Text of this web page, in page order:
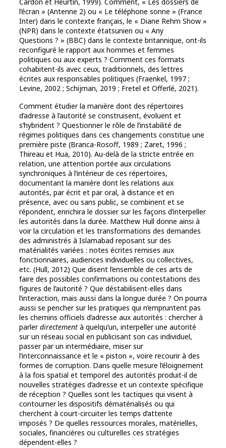
l’écran » (Antenne 2) ou « Le téléphone sonne » (France
Inter) dans le contexte français, le « Diane Rehm Show »
(NPR) dans le contexte étatsunien ou « Any
Questions ? » (BBC) dans le contexte britannique, ont-ils
reconfiguré le rapport aux hommes et femmes
politiques ou aux experts ? Comment ces formats
cohabitent-ils avec ceux, traditionnels, des lettres
écrites aux responsables politiques (Fraenkel, 1997 ;
Levine, 2002 ; Schijman, 2019 ; Fretel et Offerlé, 2021).
Comment étudier la manière dont des répertoires
d’adresse à l’autorité se construisent, évoluent et
s’hybrident ? Questionner le rôle de l’instabilité de
régimes politiques dans ces changements constitue une
première piste (Branca-Rosoff, 1989 ; Zaret, 1996 ;
Thireau et Hua, 2010). Au-delà de la stricte entrée en
relation, une attention portée aux circulations
synchroniques à l’intérieur de ces répertoires,
documentant la manière dont les relations aux
autorités, par écrit et par oral, à distance et en
présence, avec ou sans public, se combinent et se
répondent, enrichira le dossier sur les façons d’interpeller
les autorités dans la durée. Matthew Hull donne ainsi à
voir la circulation et les transformations des demandes
des administrés à Islamabad reposant sur des
matérialités variées : notes écrites remises aux
fonctionnaires, audiences individuelles ou collectives,
etc. (Hull, 2012) Que disent l’ensemble de ces arts de
faire des possibles confirmations ou contestations des
figures de l’autorité ? Que déstabilisent-elles dans
l’interaction, mais aussi dans la longue durée ? On pourra
aussi se pencher sur les pratiques qui n’empruntent pas
les chemins officiels d’adresse aux autorités : chercher à
parlerdirectement à quelqu’un, interpeller une autorité
sur un réseau social en publicisant son cas individuel,
passer par un intermédiaire, miser sur
l’interconnaissance et le « piston », voire recourir à des
formes de corruption. Dans quelle mesure l’éloignement
à la fois spatial et temporel des autorités produit-il de
nouvelles stratégies d’adresse et un contexte spécifique
de réception ? Quelles sont les tactiques qui visent à
contourner les dispositifs dématérialisés ou qui
cherchent à court-circuiter les temps d’attente
imposés ? De quelles ressources morales, matérielles,
sociales, financières ou culturelles ces stratégies
dépendent-elles ?